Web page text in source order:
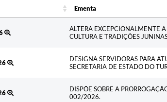
Ementa
ALTERA EXCEPCIONALMENTE
CULTURA E TRADIÇÕES
DESIGNA SERVIDORAS PARA
SECRETARIA DE ESTADO DO
DISPÕE SOBRE A
002/2026.